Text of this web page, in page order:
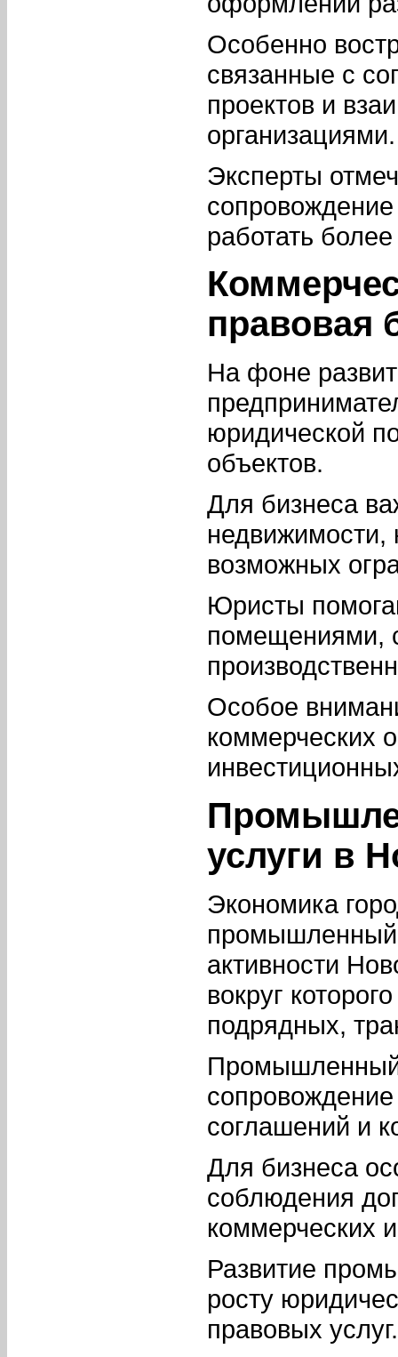
Особенно
связанные с
проектов и
организациями.
Эксперты
работать
правовая
На фоне
юридической
объектов.
Для бизнеса
недвижимости,
возможных
Юристы
помещениями,
Особое
коммерческих
услуги в
Экономика
промышленный
активности
вокруг
подрядных,
Промышленный
сопровождение
соглашений и
Для бизнеса
соблюдения
коммерческих
Развитие
росту
правовых услуг.